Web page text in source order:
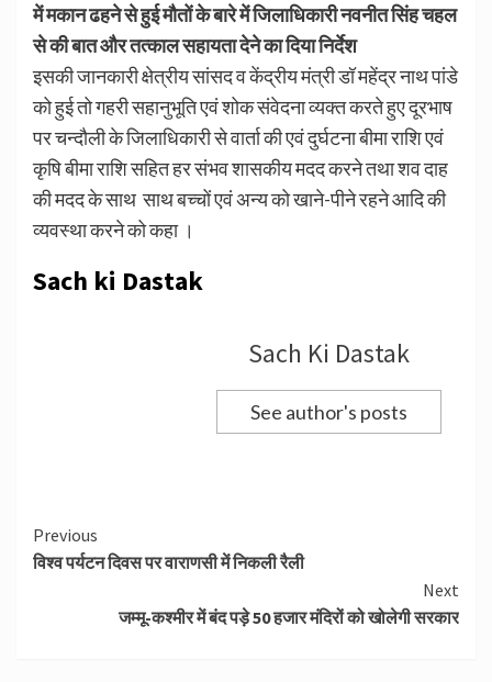
में मकान ढहने से हुई मौतों के बारे में जिलाधिकारी नवनीत सिंह चहल
से की बात और तत्काल सहायता देने का दिया निर्देश
इसकी जानकारी क्षेत्रीय सांसद व केंद्रीय मंत्री डॉ महेंद्र नाथ पांडे
को हुई तो गहरी सहानुभूति एवं शोक संवेदना व्यक्त करते हुए दूरभाष
पर चन्दौली के जिलाधिकारी से वार्ता की एवं दुर्घटना बीमा राशि एवं
कृषि बीमा राशि सहित हर संभव शासकीय मदद करने तथा शव दाह
की मदद के साथ साथ बच्चों एवं अन्य को खाने-पीने रहने आदि की
व्यवस्था करने को कहा ।
Sach ki Dastak
Sach Ki Dastak
See author's posts
Continue
Reading
Previous
विश्व पर्यटन दिवस पर वाराणसी में निकली रैली
Next
जम्मू-कश्मीर में बंद पड़े 50 हजार मंदिरों को खोलेगी सरकार